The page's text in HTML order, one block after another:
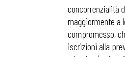
concorrenzialità
maggiormente a
compromesso,
iscrizioni alla